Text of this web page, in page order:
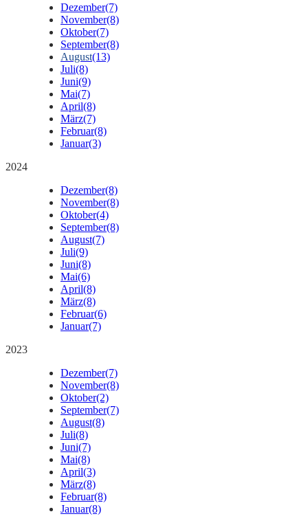
Dezember(7)
November(8)
Oktober(7)
September(8)
August(13)
Juli(8)
Juni(9)
Mai(7)
April(8)
März(7)
Februar(8)
Januar(3)
2024
Dezember(8)
November(8)
Oktober(4)
September(8)
August(7)
Juli(9)
Juni(8)
Mai(6)
April(8)
März(8)
Februar(6)
Januar(7)
2023
Dezember(7)
November(8)
Oktober(2)
September(7)
August(8)
Juli(8)
Juni(7)
Mai(8)
April(3)
März(8)
Februar(8)
Januar(8)